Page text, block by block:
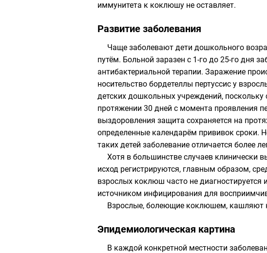
иммунитета к коклюшу не оставляет.
Развитие заболевания
Чаще заболевают дети дошкольного
путём. Больной заразен с 1-го до 25-го дня
антибактериальной терапии. Заражение
носительство бордетеллы пертуссис у
детских дошкольных учреждений,
протяжении 30 дней с момента проявления
выздоровления защита сохраняется на
определенные календарём прививок сроки.
таких детей заболевание отличается более
Хотя в большинстве случаев клинически
исход регистрируются, главным образом,
взрослых коклюш часто не
источником инфицирования для
Взрослые, болеющие коклюшем, кашляют
Эпидемиологическая картина
В каждой конкретной местности